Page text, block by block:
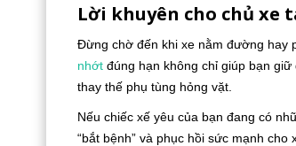
Lời khuyên cho chủ xe
Đừng chờ đến khi xe nằm đường hay
nhớt đúng hạn không chỉ giúp bạn
thay thế phụ tùng hỏng vặt.
Nếu chiếc xế yêu của bạn đang có
“bắt bệnh” và phục hồi sức mạnh cho